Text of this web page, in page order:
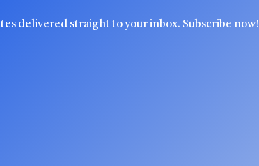
delivered straight to your inbox. Subscribe now!